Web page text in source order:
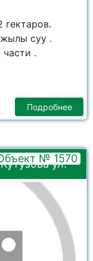
гектаров.
суу .
.
Подробнее
ул.
№ 1570